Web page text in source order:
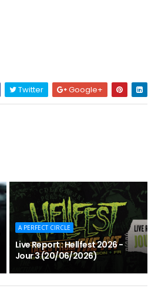
Twitter Google+
A PERFECT CIRCLE
Live Report : Hellfest 2026 -
Jour 3 (20/06/2026)